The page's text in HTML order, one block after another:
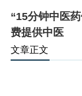
“15分钟中医
费提供中医
文章正文